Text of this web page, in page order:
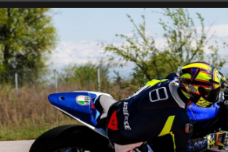
чемпионат Турции